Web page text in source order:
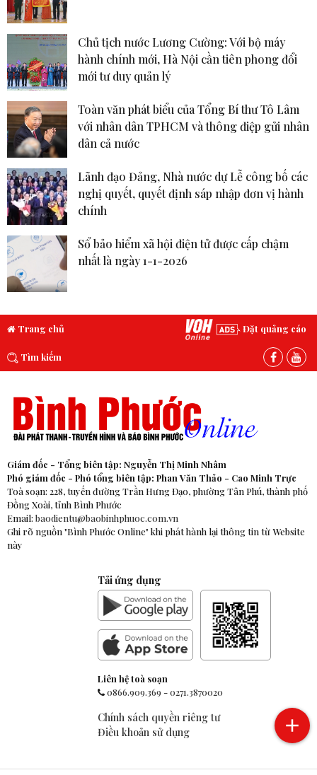
Chủ tịch nước Lương Cường: Với bộ máy
hành chính mới, Hà Nội cần tiên phong đổi
mới tư duy quản lý
Toàn văn phát biểu của Tổng Bí thư Tô Lâm
với nhân dân TPHCM và thông điệp gửi nhân
dân cả nước
Lãnh đạo Đảng, Nhà nước dự Lễ công bố các
nghị quyết, quyết định sáp nhập đơn vị hành
chính
Sổ bảo hiểm xã hội điện tử được cấp chậm
nhất là ngày 1-1-2026
Trang chủ Đặt quảng cáo
Tìm kiếm
Giám đốc - Tổng biên tập: Nguyễn Thị Minh Nhâm
Phó giám đốc - Phó tổng biên tập: Phan Văn Thảo - Cao Minh Trực
Toà soạn: 228, tuyến đường Trần Hưng Đạo, phường Tân Phú, thành phố
Đồng Xoài, tỉnh Bình Phước
Email: baodientu@baobinhphuoc.com.vn
Ghi rõ nguồn "Bình Phước Online" khi phát hành lại thông tin từ Website
này
Tải ứng dụng
Liên hệ toà soạn
0866.909.369-0271.3870020
Chính sách quyền riêng tư
Điều khoản sử dụng